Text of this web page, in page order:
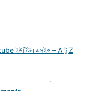
ইউটিউব এসইও – A টু Z